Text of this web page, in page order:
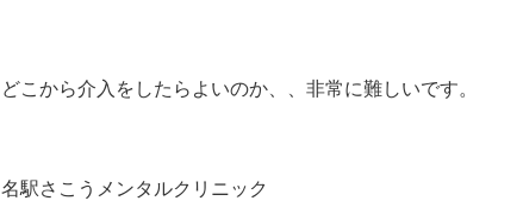
どこから介入をしたらよいのか、、非常に難しいです。
名駅さこうメンタルクリニック